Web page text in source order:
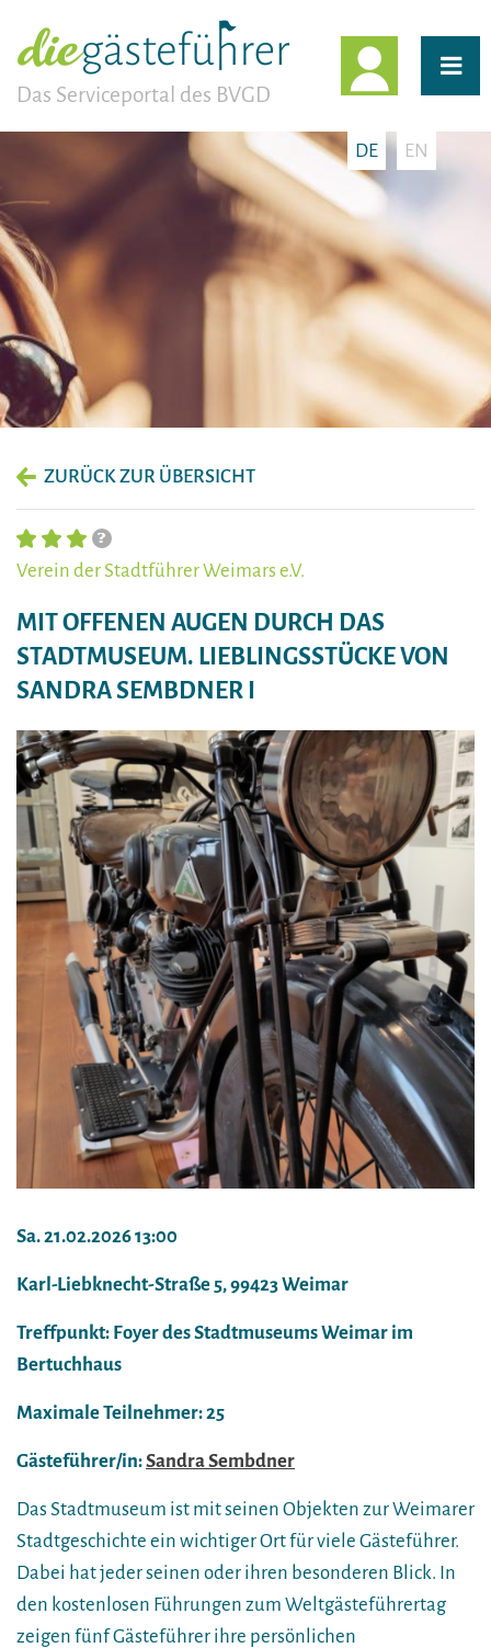
Das Serviceportal des BVGD
DE EN
ZURÜCK ZUR ÜBERSICHT
Verein der Stadtführer Weimars e.V.
MIT OFFENEN AUGEN DURCH DAS
STADTMUSEUM. LIEBLINGSSTÜCKE VON
SANDRA SEMBDNER I
Sa. 21.02.2026 13:00
Karl-Liebknecht-Straße 5, 99423 Weimar
Treffpunkt: Foyer des Stadtmuseums Weimar im
Bertuchhaus
Maximale Teilnehmer: 25
Gästeführer/in:Sandra Sembdner
Das Stadtmuseum ist mit seinen Objekten zur Weimarer
Stadtgeschichte ein wichtiger Ort für viele Gästeführer.
Dabei hat jeder seinen oder ihren besonderen Blick. In
den kostenlosen Führungen zum Weltgästeführertag
zeigen fünf Gästeführer ihre persönlichen